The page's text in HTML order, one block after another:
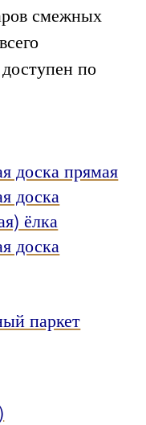
смежных
по
доска прямая
доска
ёлка
доска
паркет